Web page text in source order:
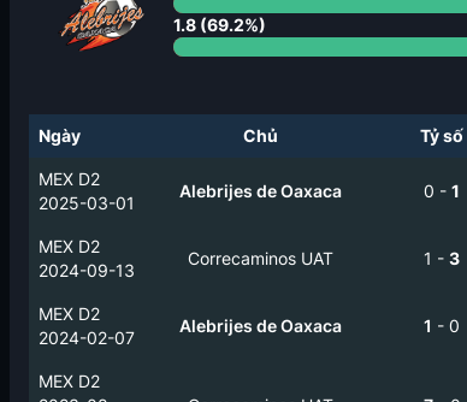
1.8 (69.2%)
Ngày Chủ Tỷ số
MEX D2
2025-03-01
Alebrijes de Oaxaca 0 - 1
MEX D2
2024-09-13
Correcaminos UAT 1 - 3
MEX D2
2024-02-07
Alebrijes de Oaxaca 1 - 0
MEX D2